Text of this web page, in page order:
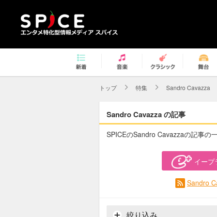
トップ 特集 Sandro Cavazza
Sandro Cavazza の記事
SPICEのSandro Cavazzaの記事の
イープ
Sandro